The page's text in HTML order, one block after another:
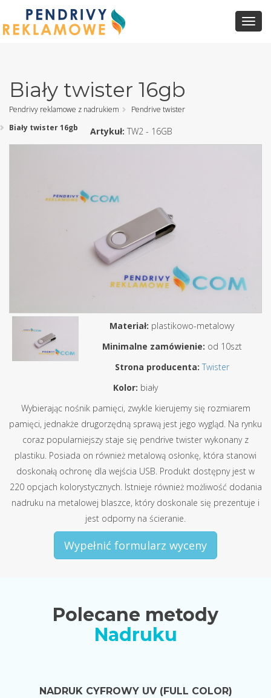
Biały twister 16gb
Pendrivy reklamowe z nadrukiem
Pendrive twister
Biały twister 16gb
Artykuł: TW2 - 16GB
Materiał: plastikowo-metalowy
Minimalne zamówienie: od 10szt
Strona producenta: Twister
Kolor: biały
Wybierając nośnik pamięci, zwykle kierujemy się rozmiarem
pamięci, jednakże drugorzędną sprawą jest jego wygląd. Na rynku
coraz popularniejszy staje się pendrive twister wykonany z
plastiku. Posiada on również metalową osłonkę, która stanowi
doskonałą ochronę dla wejścia USB. Produkt dostępny jest w
220 opcjach kolorystycznych. Istnieje również możliwość dodania
nadruku na metalowej blaszce, który doskonale się prezentuje i
jest odporny na ścieranie.
Wypełnić formularz wyceny
Polecane metody
Nadruku
NADRUK CYFROWY UV (FULL COLOR)